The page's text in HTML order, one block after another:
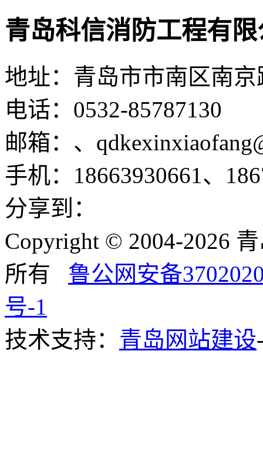
青岛科信消防工程有
地址：青岛市市南区南京
电话：0532-85787130
邮箱：、
手机：18663930661、
分享到：
Copyright © 2004-2026
所有 鲁公网安备
号-1
技术支持： 青岛网站建设